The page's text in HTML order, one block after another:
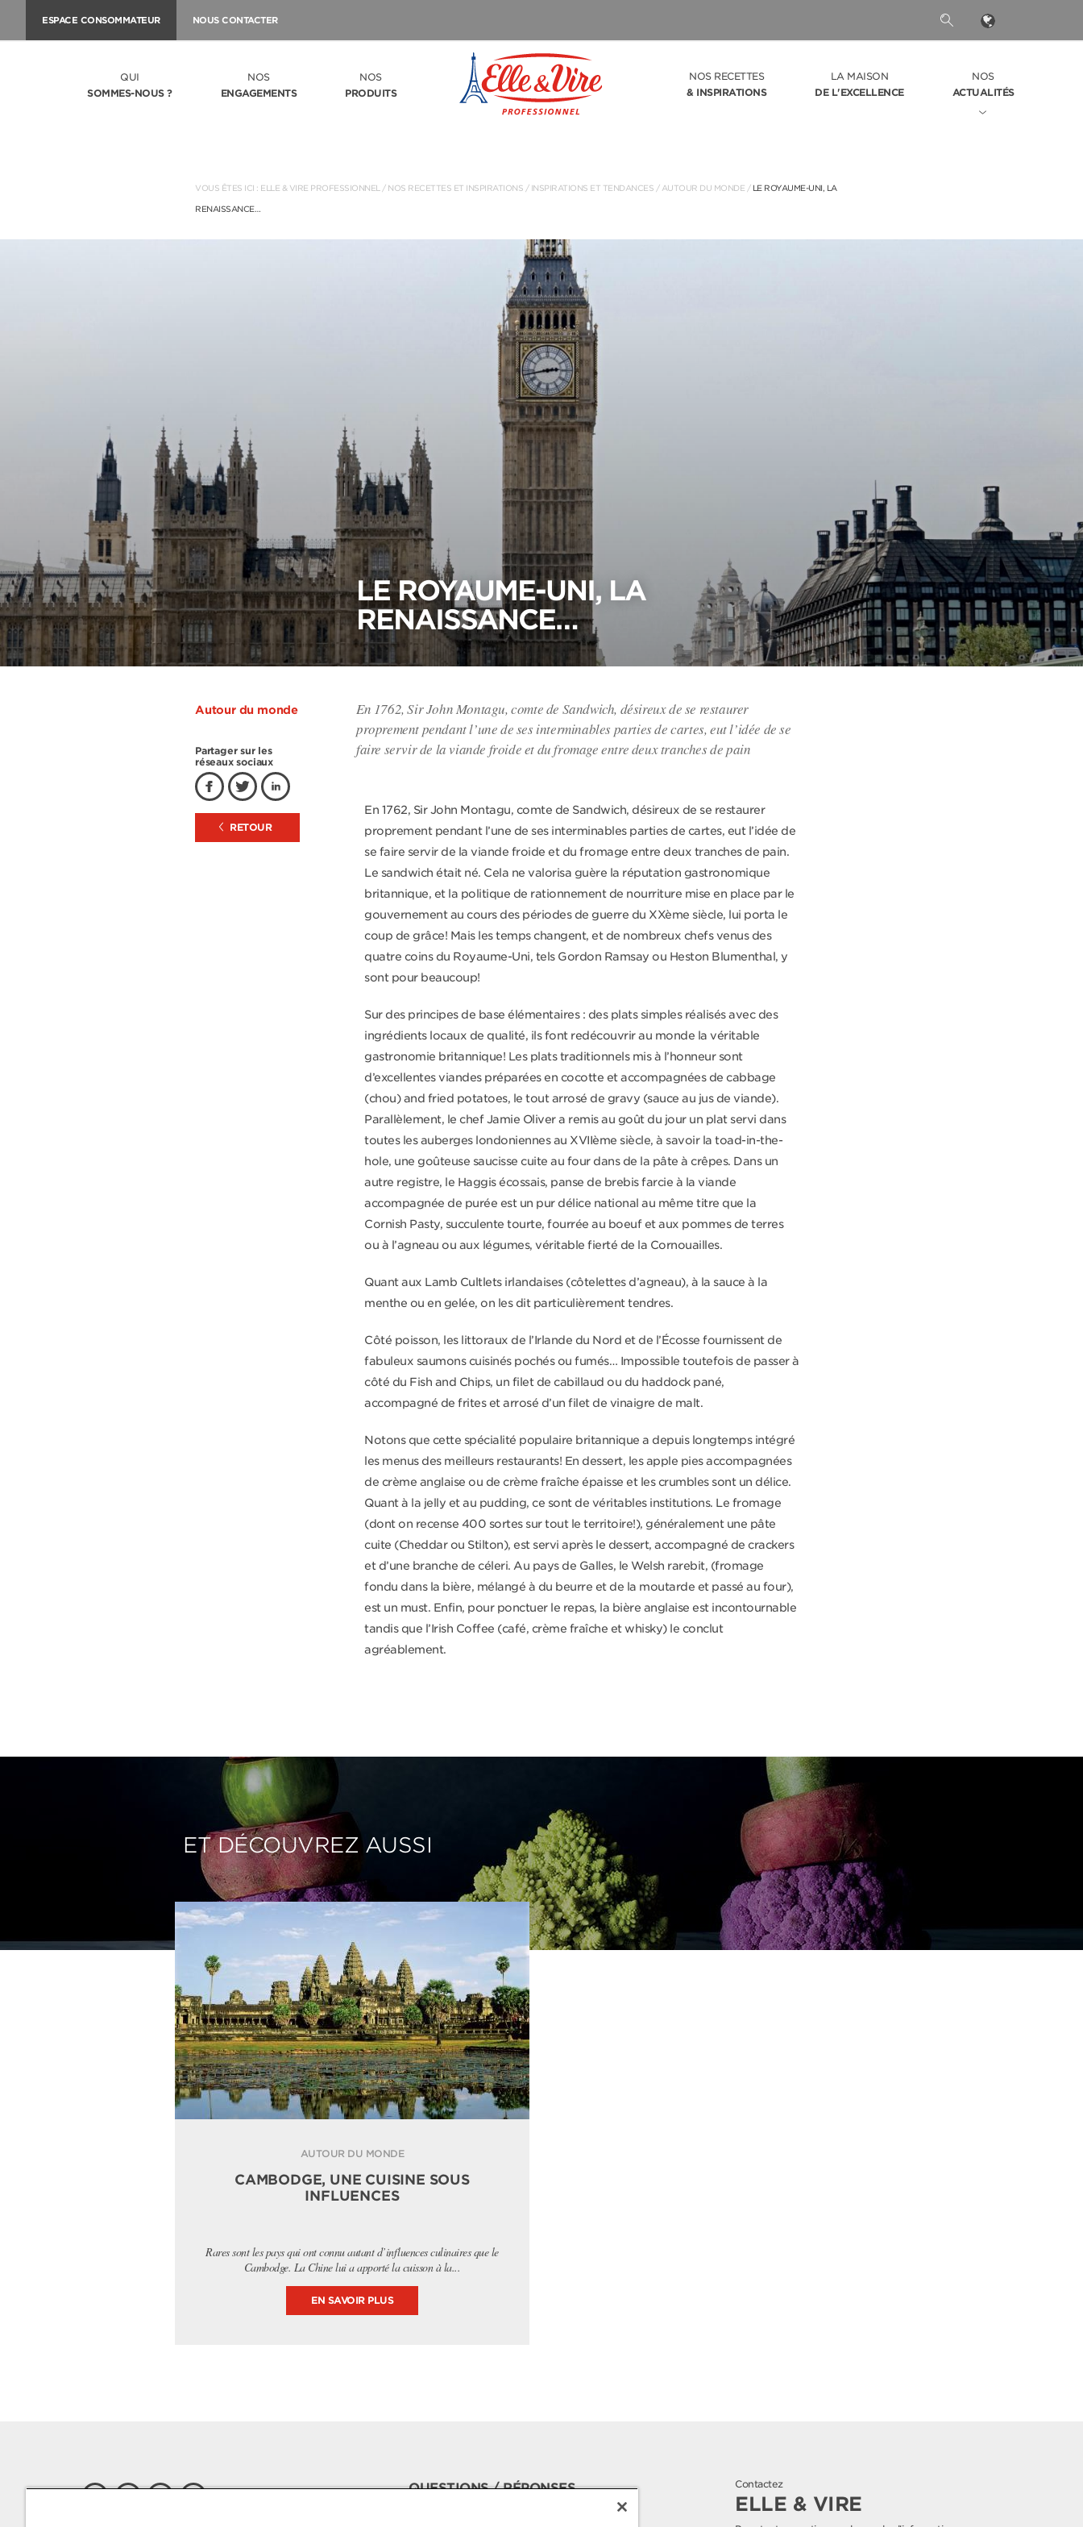
ESPACE CONSOMMATEUR NOUS CONTACTER
QUI
SOMMES-NOUS ?
NOS
ENGAGEMENTS
NOS
PRODUITS
NOS RECETTES
& INSPIRATIONS
LA MAISON
DE L'EXCELLENCE
NOS
ACTUALITÉS
VOUS ÊTES ICI : ELLE & VIRE PROFESSIONNEL / NOS RECETTES ET INSPIRATIONS / INSPIRATIONS ET TENDANCES / AUTOUR DU MONDE / LE ROYAUME-UNI, LA
RENAISSANCE…
LE ROYAUME-UNI, LA
RENAISSANCE…
En 1762, Sir John Montagu, comte de Sandwich, désireux de se restaurer
proprement pendant l’une de ses interminables parties de cartes, eut l’idée de se
faire servir de la viande froide et du fromage entre deux tranches de pain
Autour du monde
Partager sur les
réseaux sociaux
RETOUR
En 1762, Sir John Montagu, comte de Sandwich, désireux de se restaurer
proprement pendant l’une de ses interminables parties de cartes, eut l’idée de
se faire servir de la viande froide et du fromage entre deux tranches de pain.
Le sandwich était né. Cela ne valorisa guère la réputation gastronomique
britannique, et la politique de rationnement de nourriture mise en place par le
gouvernement au cours des périodes de guerre du XXème siècle, lui porta le
coup de grâce! Mais les temps changent, et de nombreux chefs venus des
quatre coins du Royaume-Uni, tels Gordon Ramsay ou Heston Blumenthal, y
sont pour beaucoup!
Sur des principes de base élémentaires : des plats simples réalisés avec des
ingrédients locaux de qualité, ils font redécouvrir au monde la véritable
gastronomie britannique! Les plats traditionnels mis à l’honneur sont
d’excellentes viandes préparées en cocotte et accompagnées de cabbage
(chou) and fried potatoes, le tout arrosé de gravy (sauce au jus de viande).
Parallèlement, le chef Jamie Oliver a remis au goût du jour un plat servi dans
toutes les auberges londoniennes au XVIIème siècle, à savoir la toad-in-the-
hole, une goûteuse saucisse cuite au four dans de la pâte à crêpes. Dans un
autre registre, le Haggis écossais, panse de brebis farcie à la viande
accompagnée de purée est un pur délice national au même titre que la
Cornish Pasty, succulente tourte, fourrée au boeuf et aux pommes de terres
ou à l’agneau ou aux légumes, véritable fierté de la Cornouailles.
Quant aux Lamb Cultlets irlandaises (côtelettes d’agneau), à la sauce à la
menthe ou en gelée, on les dit particulièrement tendres.
Côté poisson, les littoraux de l’Irlande du Nord et de l’Écosse fournissent de
fabuleux saumons cuisinés pochés ou fumés… Impossible toutefois de passer à
côté du Fish and Chips, un filet de cabillaud ou du haddock pané,
accompagné de frites et arrosé d’un filet de vinaigre de malt.
Notons que cette spécialité populaire britannique a depuis longtemps intégré
les menus des meilleurs restaurants! En dessert, les apple pies accompagnées
de crème anglaise ou de crème fraîche épaisse et les crumbles sont un délice.
Quant à la jelly et au pudding, ce sont de véritables institutions. Le fromage
(dont on recense 400 sortes sur tout le territoire!), généralement une pâte
cuite (Cheddar ou Stilton), est servi après le dessert, accompagné de crackers
et d’une branche de céleri. Au pays de Galles, le Welsh rarebit, (fromage
fondu dans la bière, mélangé à du beurre et de la moutarde et passé au four),
est un must. Enfin, pour ponctuer le repas, la bière anglaise est incontournable
tandis que l’Irish Coffee (café, crème fraîche et whisky) le conclut
agréablement.
ET DÉCOUVREZ AUSSI
AUTOUR DU MONDE
CAMBODGE, UNE CUISINE SOUS
INFLUENCES
Rares sont les pays qui ont connu autant d’influences culinaires que le
Cambodge. La Chine lui a apporté la cuisson à la...
EN SAVOIR PLUS
QUESTIONS / RÉPONSES
Contactez
ELLE & VIRE